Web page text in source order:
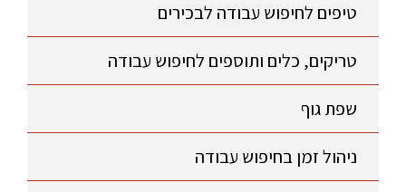
טיפים לחיפוש עבודה לבכירים
טריקים, כלים ותוספים לחיפוש עבודה
שפת גוף
ניהול זמן בחיפוש עבודה